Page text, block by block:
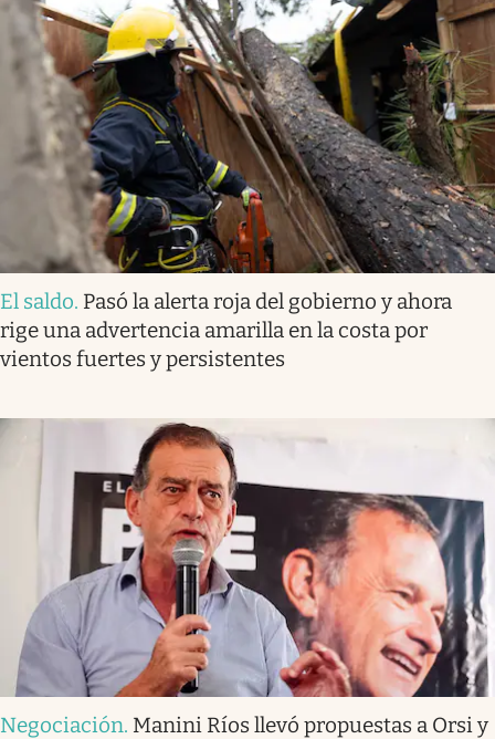
El saldo. Pasó la alerta roja del gobierno y ahora
rige una advertencia amarilla en la costa por
vientos fuertes y persistentes
Negociación. Manini Ríos llevó propuestas a Orsi y